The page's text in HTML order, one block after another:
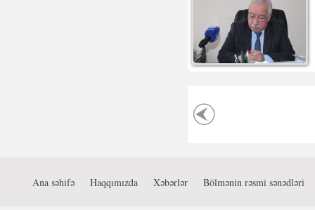
Ana səhifə Haqqımızda Xəbərlər Bölmənin rəsmi sənədləri